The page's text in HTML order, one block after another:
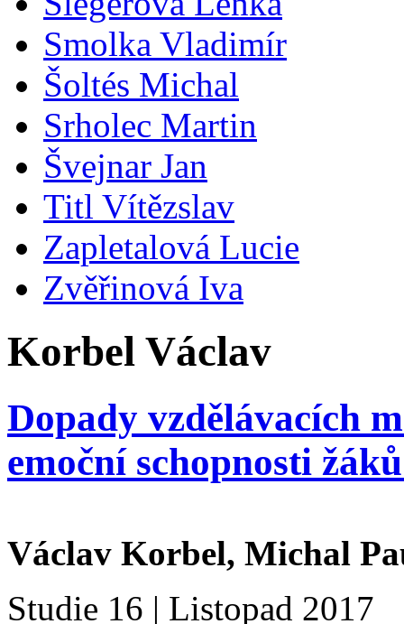
Smolka Vladimír
Šoltés Michal
Srholec Martin
Švejnar Jan
Titl Vítězslav
Zapletalová Lucie
Zvěřinová Iva
Korbel Václav
Dopady vzdělávacích
emoční schopnosti
Václav Korbel, Michal
Studie 16 | Listopad 2017